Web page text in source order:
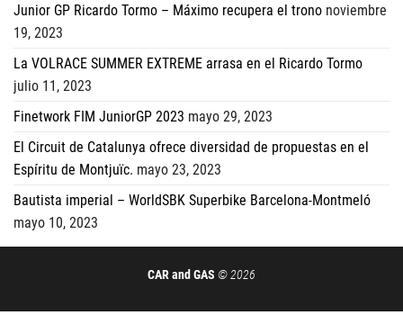
Junior GP Ricardo Tormo – Máximo recupera el trono noviembre
19, 2023
La VOLRACE SUMMER EXTREME arrasa en el Ricardo Tormo
julio 11, 2023
Finetwork FIM JuniorGP 2023 mayo 29, 2023
El Circuit de Catalunya ofrece diversidad de propuestas en el
Espíritu de Montjuïc. mayo 23, 2023
Bautista imperial – WorldSBK Superbike Barcelona-Montmeló
mayo 10, 2023
CAR and GAS © 2026